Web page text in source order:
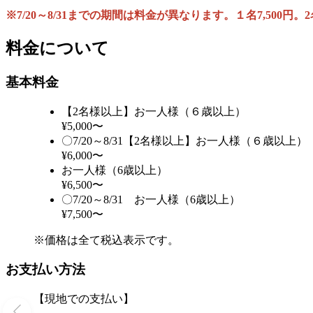
※7/20～8/31までの期間は料金が異なります。１名7,500円。2
料金について
基本料金
【2名様以上】お一人様（６歳以上）
¥5,000〜
〇7/20～8/31【2名様以上】お一人様（６歳以上）
¥6,000〜
お一人様（6歳以上）
¥6,500〜
〇7/20～8/31 お一人様（6歳以上）
¥7,500〜
※価格は全て税込表示です。
お支払い方法
【現地での支払い】